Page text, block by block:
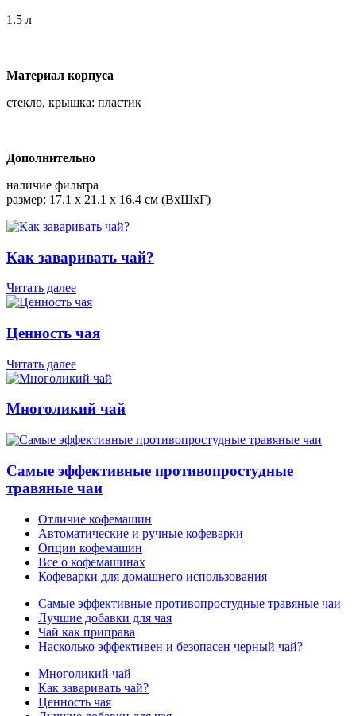
1.5 л
Материал корпуса
стекло, крышка: пластик
Дополнительно
наличие фильтра
размер: 17.1 х 21.1 х 16.4 см (ВхШхГ)
Как заваривать чай?
Читать далее
Ценность чая
Читать далее
Многоликий чай
Самые эффективные противопростудные
травяные чаи
Отличие кофемашин
Автоматические и ручные кофеварки
Опции кофемашин
Все о кофемашинах
Кофеварки для домашнего использования
Самые эффективные противопростудные травяные чаи
Лучшие добавки для чая
Чай как приправа
Насколько эффективен и безопасен черный чай?
Многоликий чай
Как заваривать чай?
Ценность чая